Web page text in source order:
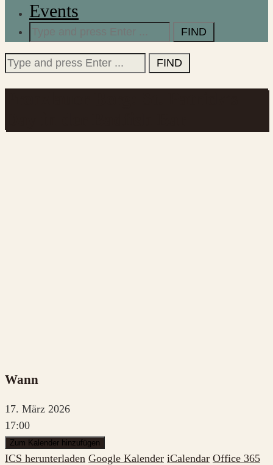
Events
for:
Search
for:
Wann
17. März 2026
17:00
Zum Kalender hinzufügen
ICS herunterladen Google Kalender iCalendar Office 365